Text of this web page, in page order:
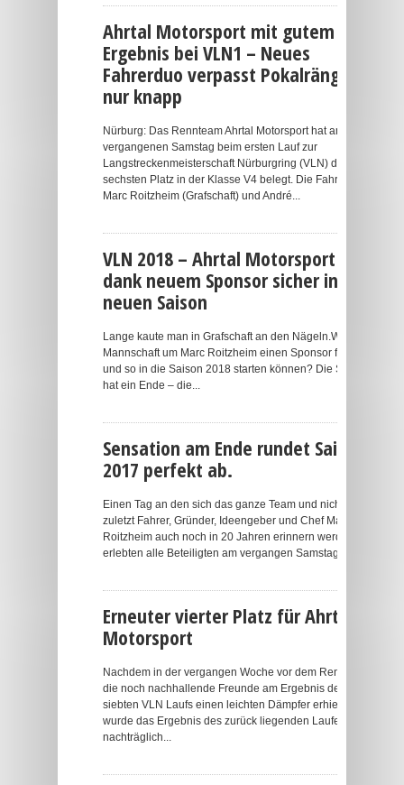
Ahrtal Motorsport mit gutem
Ergebnis bei VLN1 – Neues
Fahrerduo verpasst Pokalränge
nur knapp
Nürburg: Das Rennteam Ahrtal Motorsport hat am
vergangenen Samstag beim ersten Lauf zur
Langstreckenmeisterschaft Nürburgring (VLN) den
sechsten Platz in der Klasse V4 belegt. Die Fahrer
Marc Roitzheim (Grafschaft) und André...
VLN 2018 – Ahrtal Motorsport
dank neuem Sponsor sicher in der
neuen Saison
Lange kaute man in Grafschaft an den Nägeln.Wird die
Mannschaft um Marc Roitzheim einen Sponsor finden
und so in die Saison 2018 starten können? Die Suche
hat ein Ende – die...
Sensation am Ende rundet Saison
2017 perfekt ab.
Einen Tag an den sich das ganze Team und nicht
zuletzt Fahrer, Gründer, Ideengeber und Chef Marc
Roitzheim auch noch in 20 Jahren erinnern werden,
erlebten alle Beteiligten am vergangen Samstag,...
Erneuter vierter Platz für Ahrtal
Motorsport
Nachdem in der vergangen Woche vor dem Rennen
die noch nachhallende Freunde am Ergebnis des
siebten VLN Laufs einen leichten Dämpfer erhielt; es
wurde das Ergebnis des zurück liegenden Laufes
nachträglich...